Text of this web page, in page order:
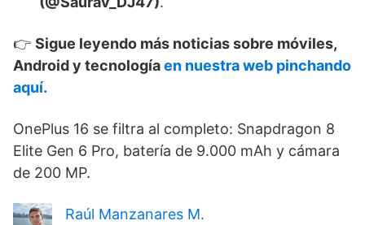
👉 Sigue leyendo más noticias sobre móviles,
Android y tecnologíaen nuestra web pinchando
aquí.
OnePlus 16 se filtra al completo: Snapdragon 8
Elite Gen 6 Pro, batería de 9.000 mAh y cámara
de 200 MP.
Raúl Manzanares M.